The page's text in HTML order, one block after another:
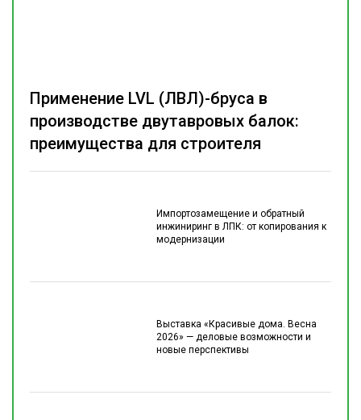
Импортозамещение и обратный
инжиниринг в ЛПК: от копирования к
модернизации
Выставка «Красивые дома. Весна
2026» — деловые возможности и
новые перспективы
Применение LVL (ЛВЛ)-бруса в
производстве двутавровых балок:
преимущества для строителя